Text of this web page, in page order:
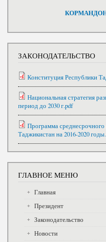
ЗАКОНОДАТЕЛЬСТВО
Конституция Республики
Национальная стратегия
период до 2030 г.pdf
Программа среднесрочного
Таджикистан на 2016-2020
ГЛАВНОЕ МЕНЮ
Главная
Президент
Законодательство
Новости